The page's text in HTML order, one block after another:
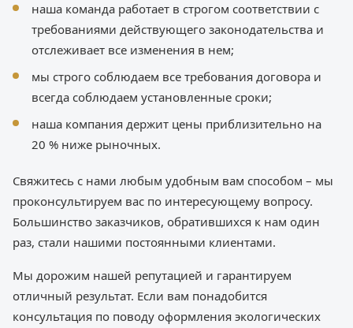
наша команда работает в строгом соответствии с
требованиями действующего законодательства и
отслеживает все изменения в нем;
мы строго соблюдаем все требования договора и
всегда соблюдаем установленные сроки;
наша компания держит цены приблизительно на
20 % ниже рыночных.
Свяжитесь с нами любым удобным вам способом – мы
проконсультируем вас по интересующему вопросу.
Большинство заказчиков, обратившихся к нам один
раз, стали нашими постоянными клиентами.
Мы дорожим нашей репутацией и гарантируем
отличный результат. Если вам понадобится
консультация по поводу оформления экологических